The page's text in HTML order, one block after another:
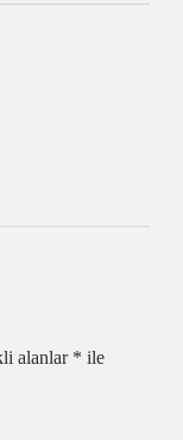
alanlar * ile